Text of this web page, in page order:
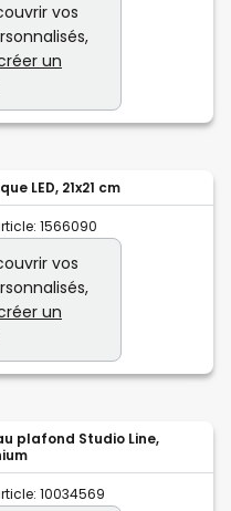
vos
un
LED, 21x21 cm
1566090
vos
un
plafond Studio Line,
10034569